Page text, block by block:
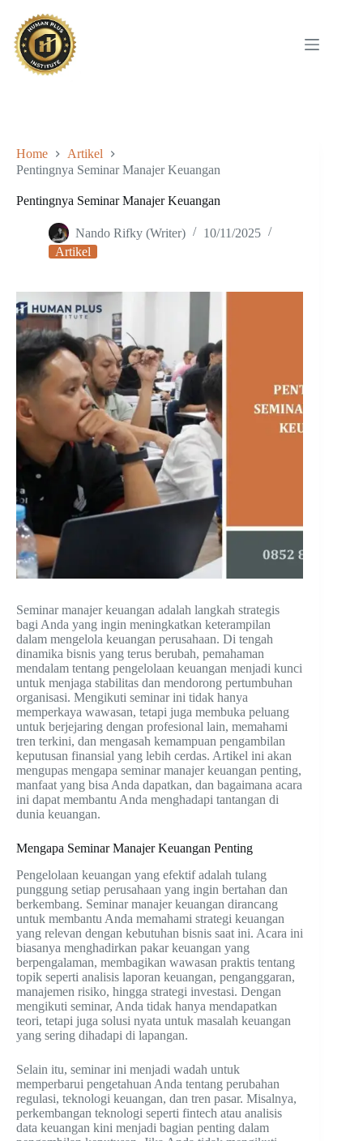
content
Home
Artikel
Pentingnya Seminar Manajer Keuangan
Pentingnya Seminar Manajer Keuangan
Nando Rifky (Writer)
10/11/2025
Artikel
Seminar manajer keuangan adalah langkah strategis
bagi Anda yang ingin meningkatkan keterampilan
dalam mengelola keuangan perusahaan. Di tengah
dinamika bisnis yang terus berubah, pemahaman
mendalam tentang pengelolaan keuangan menjadi kunci
untuk menjaga stabilitas dan mendorong pertumbuhan
organisasi. Mengikuti seminar ini tidak hanya
memperkaya wawasan, tetapi juga membuka peluang
untuk berjejaring dengan profesional lain, memahami
tren terkini, dan mengasah kemampuan pengambilan
keputusan finansial yang lebih cerdas. Artikel ini akan
mengupas mengapa seminar manajer keuangan penting,
manfaat yang bisa Anda dapatkan, dan bagaimana acara
ini dapat membantu Anda menghadapi tantangan di
dunia keuangan.
Mengapa Seminar Manajer Keuangan Penting
Pengelolaan keuangan yang efektif adalah tulang
punggung setiap perusahaan yang ingin bertahan dan
berkembang. Seminar manajer keuangan dirancang
untuk membantu Anda memahami strategi keuangan
yang relevan dengan kebutuhan bisnis saat ini. Acara ini
biasanya menghadirkan pakar keuangan yang
berpengalaman, membagikan wawasan praktis tentang
topik seperti analisis laporan keuangan, penganggaran,
manajemen risiko, hingga strategi investasi. Dengan
mengikuti seminar, Anda tidak hanya mendapatkan
teori, tetapi juga solusi nyata untuk masalah keuangan
yang sering dihadapi di lapangan.
Selain itu, seminar ini menjadi wadah untuk
memperbarui pengetahuan Anda tentang perubahan
regulasi, teknologi keuangan, dan tren pasar. Misalnya,
perkembangan teknologi seperti fintech atau analisis
data keuangan kini menjadi bagian penting dalam